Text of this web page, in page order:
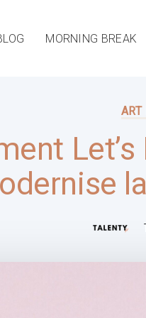
MORNING BREAK
ART